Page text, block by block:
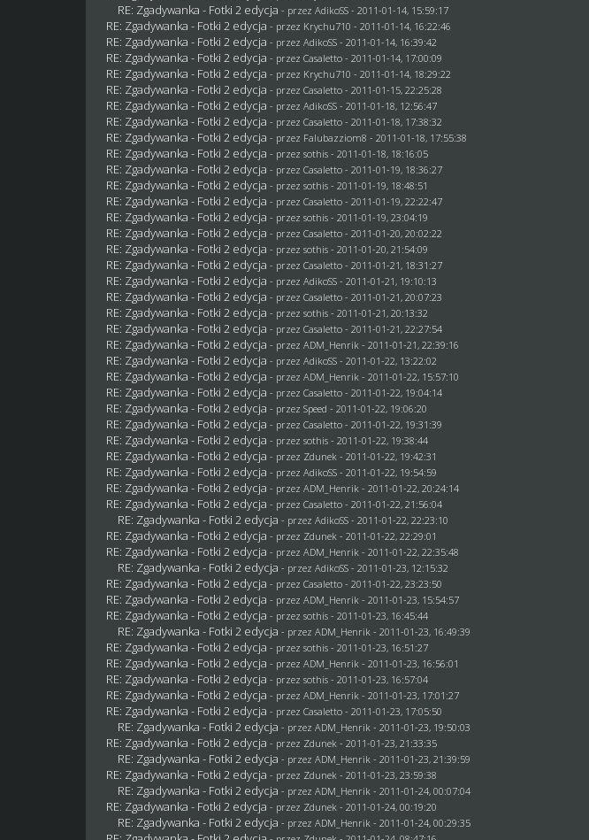
RE: Zgadywanka - Fotki 2 edycja - przez AdikoSS - 2011-01-14, 15:59:17
RE: Zgadywanka - Fotki 2 edycja - przez Krychu710 - 2011-01-14, 16:22:46
RE: Zgadywanka - Fotki 2 edycja - przez AdikoSS - 2011-01-14, 16:39:42
RE: Zgadywanka - Fotki 2 edycja - przezCasaletto - 2011-01-14, 17:00:09
RE: Zgadywanka - Fotki 2 edycja - przez Krychu710 - 2011-01-14, 18:29:22
RE: Zgadywanka - Fotki 2 edycja - przezCasaletto - 2011-01-15, 22:25:28
RE: Zgadywanka - Fotki 2 edycja - przez AdikoSS - 2011-01-18, 12:56:47
RE: Zgadywanka - Fotki 2 edycja - przezCasaletto - 2011-01-18, 17:38:32
RE: Zgadywanka - Fotki 2 edycja - przez Falubazziom8 - 2011-01-18, 17:55:38
RE: Zgadywanka - Fotki 2 edycja - przezsothis - 2011-01-18, 18:16:05
RE: Zgadywanka - Fotki 2 edycja - przezCasaletto - 2011-01-19, 18:36:27
RE: Zgadywanka - Fotki 2 edycja - przezsothis - 2011-01-19, 18:48:51
RE: Zgadywanka - Fotki 2 edycja - przezCasaletto - 2011-01-19, 22:22:47
RE: Zgadywanka - Fotki 2 edycja - przezsothis - 2011-01-19, 23:04:19
RE: Zgadywanka - Fotki 2 edycja - przezCasaletto - 2011-01-20, 20:02:22
RE: Zgadywanka - Fotki 2 edycja - przezsothis - 2011-01-20, 21:54:09
RE: Zgadywanka - Fotki 2 edycja - przezCasaletto - 2011-01-21, 18:31:27
RE: Zgadywanka - Fotki 2 edycja - przez AdikoSS - 2011-01-21, 19:10:13
RE: Zgadywanka - Fotki 2 edycja - przezCasaletto - 2011-01-21, 20:07:23
RE: Zgadywanka - Fotki 2 edycja - przezsothis - 2011-01-21, 20:13:32
RE: Zgadywanka - Fotki 2 edycja - przezCasaletto - 2011-01-21, 22:27:54
RE: Zgadywanka - Fotki 2 edycja - przezADM_Henrik - 2011-01-21, 22:39:16
RE: Zgadywanka - Fotki 2 edycja - przez AdikoSS - 2011-01-22, 13:22:02
RE: Zgadywanka - Fotki 2 edycja - przezADM_Henrik - 2011-01-22, 15:57:10
RE: Zgadywanka - Fotki 2 edycja - przezCasaletto - 2011-01-22, 19:04:14
RE: Zgadywanka - Fotki 2 edycja - przezSpeed - 2011-01-22, 19:06:20
RE: Zgadywanka - Fotki 2 edycja - przezCasaletto - 2011-01-22, 19:31:39
RE: Zgadywanka - Fotki 2 edycja - przezsothis - 2011-01-22, 19:38:44
RE: Zgadywanka - Fotki 2 edycja - przez Zdunek - 2011-01-22, 19:42:31
RE: Zgadywanka - Fotki 2 edycja - przez AdikoSS - 2011-01-22, 19:54:59
RE: Zgadywanka - Fotki 2 edycja - przezADM_Henrik - 2011-01-22, 20:24:14
RE: Zgadywanka - Fotki 2 edycja - przezCasaletto - 2011-01-22, 21:56:04
RE: Zgadywanka - Fotki 2 edycja - przez AdikoSS - 2011-01-22, 22:23:10
RE: Zgadywanka - Fotki 2 edycja - przez Zdunek - 2011-01-22, 22:29:01
RE: Zgadywanka - Fotki 2 edycja - przezADM_Henrik - 2011-01-22, 22:35:48
RE: Zgadywanka - Fotki 2 edycja - przez AdikoSS - 2011-01-23, 12:15:32
RE: Zgadywanka - Fotki 2 edycja - przezCasaletto - 2011-01-22, 23:23:50
RE: Zgadywanka - Fotki 2 edycja - przezADM_Henrik - 2011-01-23, 15:54:57
RE: Zgadywanka - Fotki 2 edycja - przezsothis - 2011-01-23, 16:45:44
RE: Zgadywanka - Fotki 2 edycja - przezADM_Henrik - 2011-01-23, 16:49:39
RE: Zgadywanka - Fotki 2 edycja - przezsothis - 2011-01-23, 16:51:27
RE: Zgadywanka - Fotki 2 edycja - przezADM_Henrik - 2011-01-23, 16:56:01
RE: Zgadywanka - Fotki 2 edycja - przezsothis - 2011-01-23, 16:57:04
RE: Zgadywanka - Fotki 2 edycja - przezADM_Henrik - 2011-01-23, 17:01:27
RE: Zgadywanka - Fotki 2 edycja - przezCasaletto - 2011-01-23, 17:05:50
RE: Zgadywanka - Fotki 2 edycja - przezADM_Henrik - 2011-01-23, 19:50:03
RE: Zgadywanka - Fotki 2 edycja - przez Zdunek - 2011-01-23, 21:33:35
RE: Zgadywanka - Fotki 2 edycja - przezADM_Henrik - 2011-01-23, 21:39:59
RE: Zgadywanka - Fotki 2 edycja - przez Zdunek - 2011-01-23, 23:59:38
RE: Zgadywanka - Fotki 2 edycja - przezADM_Henrik - 2011-01-24, 00:07:04
RE: Zgadywanka - Fotki 2 edycja - przez Zdunek - 2011-01-24, 00:19:20
RE: Zgadywanka - Fotki 2 edycja - przezADM_Henrik - 2011-01-24, 00:29:35